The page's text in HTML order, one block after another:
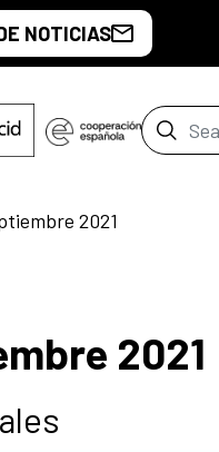
NOTICIAS
2021
2021